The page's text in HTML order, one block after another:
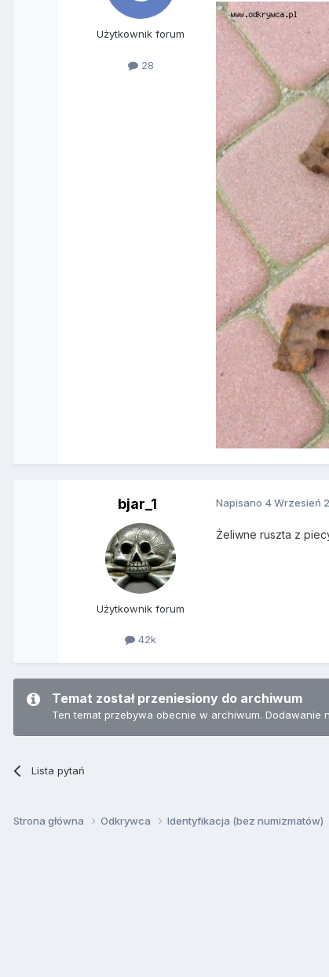
Użytkownik forum
28
bjar_1
Użytkownik forum
42k
Napisano 4 Wrzesień
Żeliwne ruszta z
Temat został przeniesiony do archiwum
Ten temat przebywa obecnie w archiwum. Dodawanie
Lista pytań
Strona główna Odkrywca Identyfikacja (bez numizmatów)